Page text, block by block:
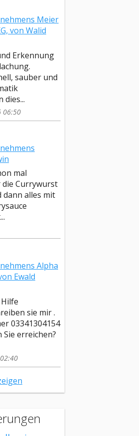
Meier
von Walid
Erkennung
sauber und
dies...
06:50
mal
Currywurst
dann alles mit
Alpha
Ewald
sie mir .
03341304154
erreichen?